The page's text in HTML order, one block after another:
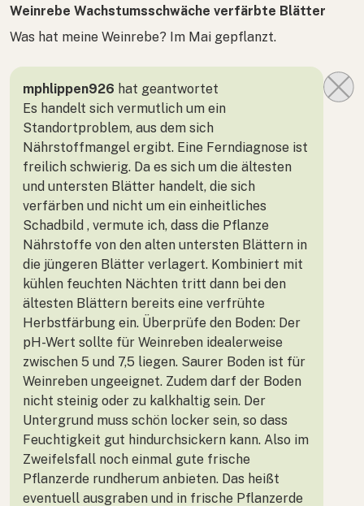
Weinrebe Wachstumsschwäche verfärbte Blätter
Was hat meine Weinrebe? Im Mai gepflanzt.
mphlippen926 hat geantwortet
Es handelt sich vermutlich um ein
Standortproblem, aus dem sich
Nährstoffmangel ergibt. Eine Ferndiagnose ist
freilich schwierig. Da es sich um die ältesten
und untersten Blätter handelt, die sich
verfärben und nicht um ein einheitliches
Schadbild , vermute ich, dass die Pflanze
Nährstoffe von den alten untersten Blättern in
die jüngeren Blätter verlagert. Kombiniert mit
kühlen feuchten Nächten tritt dann bei den
ältesten Blättern bereits eine verfrühte
Herbstfärbung ein. Überprüfe den Boden: Der
pH-Wert sollte für Weinreben idealerweise
zwischen 5 und 7,5 liegen. Saurer Boden ist für
Weinreben ungeeignet. Zudem darf der Boden
nicht steinig oder zu kalkhaltig sein. Der
Untergrund muss schön locker sein, so dass
Feuchtigkeit gut hindurchsickern kann. Also im
Zweifelsfall noch einmal gute frische
Pflanzerde rundherum anbieten. Das heißt
eventuell ausgraben und in frische Pflanzerde